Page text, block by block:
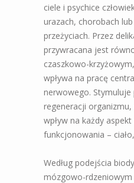
ciele i psychice
urazach, chorobach
przeżyciach. Przez
przywracana jest
czaszkowo-
wpływa na pracę
nerwowego.
regeneracji
wpływ na każdy
funkcjonowania –
Według podejścia
mózgowo-rdzeniowym